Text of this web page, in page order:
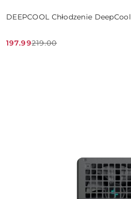
DEEPCOOL Chłodzenie
Cena
197.99
Cena
219.00